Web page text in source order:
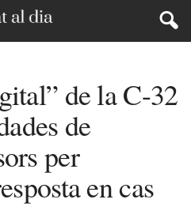
de la C-32
de
per
en cas